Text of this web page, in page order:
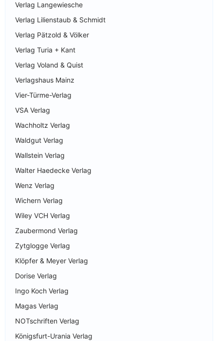
Verlag Langewiesche
Verlag Lilienstaub & Schmidt
Verlag Pätzold & Völker
Verlag Turia + Kant
Verlag Voland & Quist
Verlagshaus Mainz
Vier-Türme-Verlag
VSA Verlag
Wachholtz Verlag
Waldgut Verlag
Wallstein Verlag
Walter Haedecke Verlag
Wenz Verlag
Wichern Verlag
Wiley VCH Verlag
Zaubermond Verlag
Zytglogge Verlag
Klöpfer & Meyer Verlag
Dorise Verlag
Ingo Koch Verlag
Magas Verlag
NOTschriften Verlag
Königsfurt-Urania Verlag